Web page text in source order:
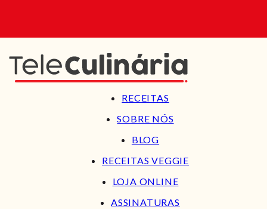
RECEITAS
SOBRE NÓS
BLOG
RECEITAS VEGGIE
LOJA ONLINE
ASSINATURAS